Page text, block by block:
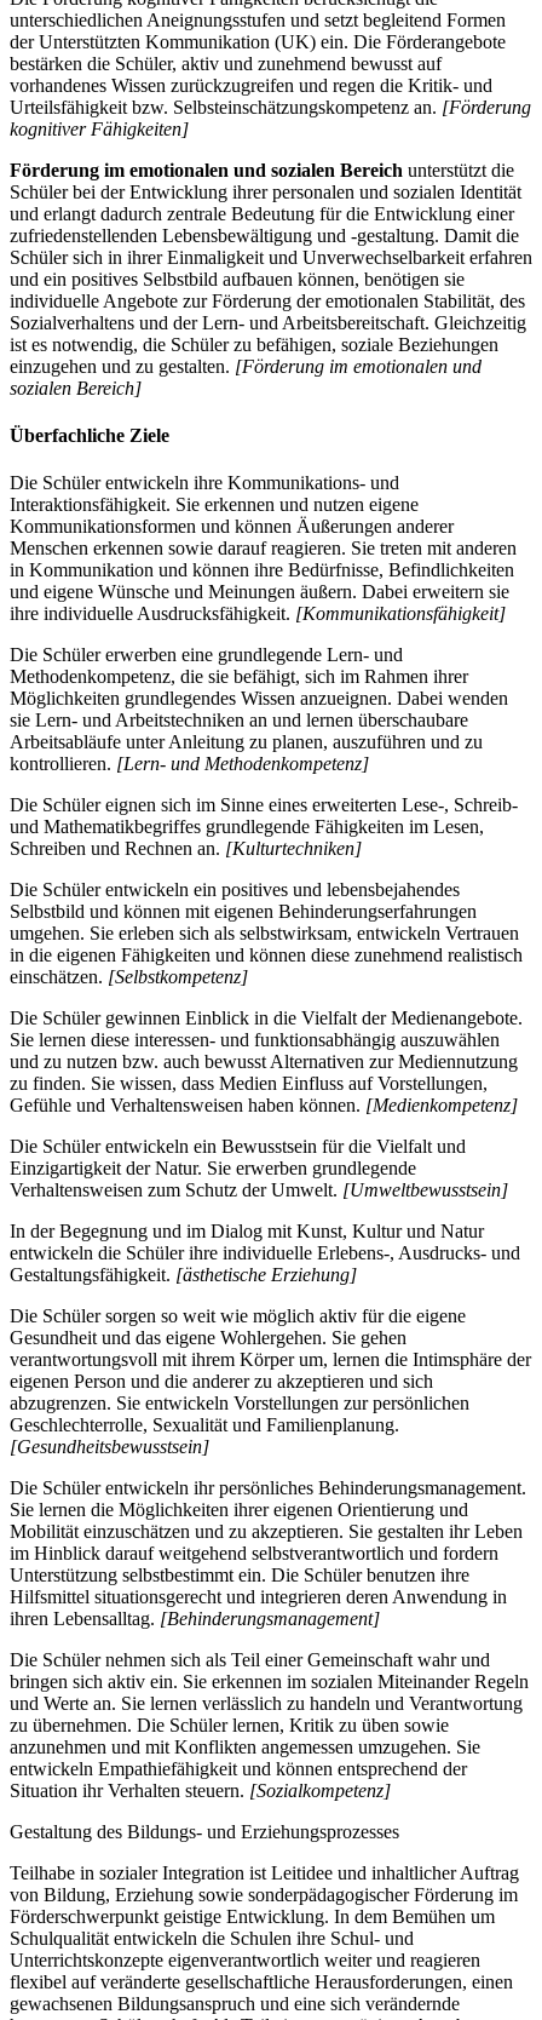
unterschiedlichen Aneignungsstufen und setzt begleitend Formen
der Unterstützten Kommunikation (UK) ein. Die Förderangebote
bestärken die Schüler, aktiv und zunehmend bewusst auf
vorhandenes Wissen zurückzugreifen und regen die Kritik- und
Urteilsfähigkeit bzw. Selbsteinschätzungskompetenz an. [Förderung
kognitiver Fähigkeiten]
Förderung im emotionalen und sozialen Bereich unterstützt die
Schüler bei der Entwicklung ihrer personalen und sozialen Identität
und erlangt dadurch zentrale Bedeutung für die Entwicklung einer
zufriedenstellenden Lebensbewältigung und -gestaltung. Damit die
Schüler sich in ihrer Einmaligkeit und Unverwechselbarkeit erfahren
und ein positives Selbstbild aufbauen können, benötigen sie
individuelle Angebote zur Förderung der emotionalen Stabilität, des
Sozialverhaltens und der Lern- und Arbeitsbereitschaft. Gleichzeitig
ist es notwendig, die Schüler zu befähigen, soziale Beziehungen
einzugehen und zu gestalten. [Förderung im emotionalen und
sozialen Bereich]
Überfachliche Ziele
Die Schüler entwickeln ihre Kommunikations- und
Interaktionsfähigkeit. Sie erkennen und nutzen eigene
Kommunikationsformen und können Äußerungen anderer
Menschen erkennen sowie darauf reagieren. Sie treten mit anderen
in Kommunikation und können ihre Bedürfnisse, Befindlichkeiten
und eigene Wünsche und Meinungen äußern. Dabei erweitern sie
ihre individuelle Ausdrucksfähigkeit. [Kommunikationsfähigkeit]
Die Schüler erwerben eine grundlegende Lern- und
Methodenkompetenz, die sie befähigt, sich im Rahmen ihrer
Möglichkeiten grundlegendes Wissen anzueignen. Dabei wenden
sie Lern- und Arbeitstechniken an und lernen überschaubare
Arbeitsabläufe unter Anleitung zu planen, auszuführen und zu
kontrollieren. [Lern- und Methodenkompetenz]
Die Schüler eignen sich im Sinne eines erweiterten Lese-, Schreib-
und Mathematikbegriffes grundlegende Fähigkeiten im Lesen,
Schreiben und Rechnen an. [Kulturtechniken]
Die Schüler entwickeln ein positives und lebensbejahendes
Selbstbild und können mit eigenen Behinderungserfahrungen
umgehen. Sie erleben sich als selbstwirksam, entwickeln Vertrauen
in die eigenen Fähigkeiten und können diese zunehmend realistisch
einschätzen. [Selbstkompetenz]
Die Schüler gewinnen Einblick in die Vielfalt der Medienangebote.
Sie lernen diese interessen- und funktionsabhängig auszuwählen
und zu nutzen bzw. auch bewusst Alternativen zur Mediennutzung
zu finden. Sie wissen, dass Medien Einfluss auf Vorstellungen,
Gefühle und Verhaltensweisen haben können. [Medienkompetenz]
Die Schüler entwickeln ein Bewusstsein für die Vielfalt und
Einzigartigkeit der Natur. Sie erwerben grundlegende
Verhaltensweisen zum Schutz der Umwelt. [Umweltbewusstsein]
In der Begegnung und im Dialog mit Kunst, Kultur und Natur
entwickeln die Schüler ihre individuelle Erlebens-, Ausdrucks- und
Gestaltungsfähigkeit. [ästhetische Erziehung]
Die Schüler sorgen so weit wie möglich aktiv für die eigene
Gesundheit und das eigene Wohlergehen. Sie gehen
verantwortungsvoll mit ihrem Körper um, lernen die Intimsphäre der
eigenen Person und die anderer zu akzeptieren und sich
abzugrenzen. Sie entwickeln Vorstellungen zur persönlichen
Geschlechterrolle, Sexualität und Familienplanung.
[Gesundheitsbewusstsein]
Die Schüler entwickeln ihr persönliches Behinderungsmanagement.
Sie lernen die Möglichkeiten ihrer eigenen Orientierung und
Mobilität einzuschätzen und zu akzeptieren. Sie gestalten ihr Leben
im Hinblick darauf weitgehend selbstverantwortlich und fordern
Unterstützung selbstbestimmt ein. Die Schüler benutzen ihre
Hilfsmittel situationsgerecht und integrieren deren Anwendung in
ihren Lebensalltag. [Behinderungsmanagement]
Die Schüler nehmen sich als Teil einer Gemeinschaft wahr und
bringen sich aktiv ein. Sie erkennen im sozialen Miteinander Regeln
und Werte an. Sie lernen verlässlich zu handeln und Verantwortung
zu übernehmen. Die Schüler lernen, Kritik zu üben sowie
anzunehmen und mit Konflikten angemessen umzugehen. Sie
entwickeln Empathiefähigkeit und können entsprechend der
Situation ihr Verhalten steuern. [Sozialkompetenz]
Gestaltung des Bildungs- und Erziehungsprozesses
Teilhabe in sozialer Integration ist Leitidee und inhaltlicher Auftrag
von Bildung, Erziehung sowie sonderpädagogischer Förderung im
Förderschwerpunkt geistige Entwicklung. In dem Bemühen um
Schulqualität entwickeln die Schulen ihre Schul- und
Unterrichtskonzepte eigenverantwortlich weiter und reagieren
flexibel auf veränderte gesellschaftliche Herausforderungen, einen
gewachsenen Bildungsanspruch und eine sich verändernde